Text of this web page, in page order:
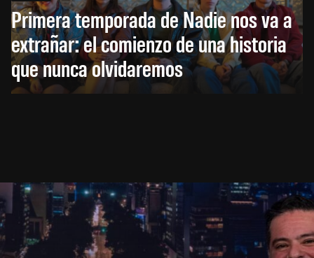
Primera temporada de Nadie nos va a
extrañar: el comienzo de una historia
que nunca olvidaremos